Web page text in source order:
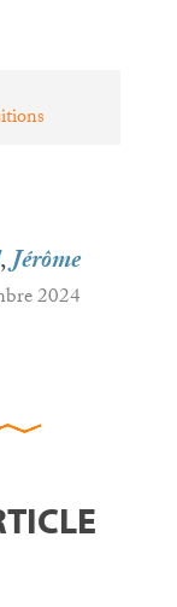
,Jérôme
2024